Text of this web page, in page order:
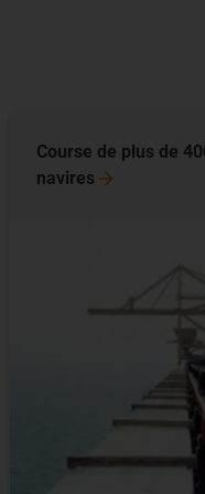
Course de plus de
navires